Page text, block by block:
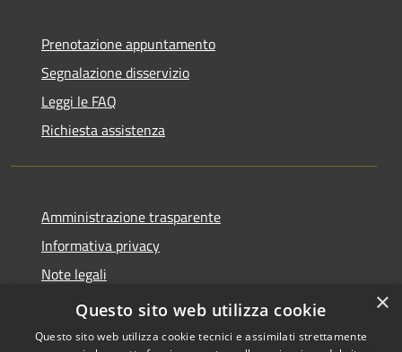
Prenotazione appuntamento
Segnalazione disservizio
Leggi le FAQ
Richiesta assistenza
Amministrazione trasparente
Informativa privacy
Note legali
Dichiarazione di accessibilità
×
Questo sito web utilizza cookie
Questo sito web utilizza cookie tecnici e assimilati strettamente